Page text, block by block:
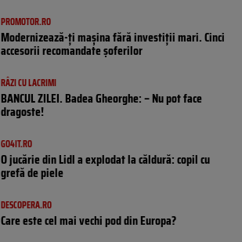
PROMOTOR.RO
Modernizează-ți mașina fără investiții mari. Cinci
accesorii recomandate șoferilor
RÂZI CU LACRIMI
BANCUL ZILEI. Badea Gheorghe: – Nu pot face
dragoste!
GO4IT.RO
O jucărie din Lidl a explodat la căldură: copil cu
grefă de piele
DESCOPERA.RO
Care este cel mai vechi pod din Europa?